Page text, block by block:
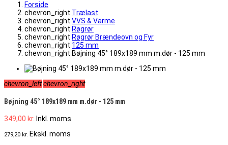
Forside
chevron_right Trælast
chevron_right VVS & Varme
chevron_right Røgrør
chevron_right Røgrør Brændeovn og Fyr
chevron_right 125 mm
chevron_right Bøjning 45° 189x189 mm m.dør - 125 mm
chevron_leftchevron_right
Bøjning 45° 189x189 mm m.dør - 125 mm
349,00 kr. Inkl. moms
279,20 kr. Ekskl. moms